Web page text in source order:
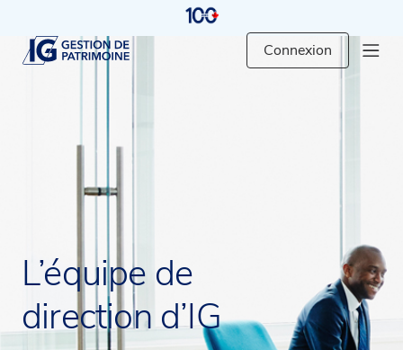
IG Wealth Management Connexion
L’équipe de
direction d’IG